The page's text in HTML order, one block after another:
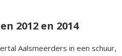
2012 en 2014
Aalsmeerders in een schuur,